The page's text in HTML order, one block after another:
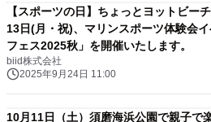
【スポーツの日】ちょっとヨットビー
13日(月・祝)、マリンスポーツ体験会
フェス2025秋」を開催いたします。
biid株式会社
2025年9月24日 11:00
10月11日（土）須磨海浜公園で親子で